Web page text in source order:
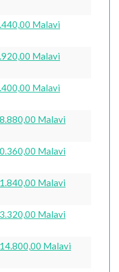
Malavi
Malavi
Malavi
Malavi
Malavi
Malavi
Malavi
Malavi